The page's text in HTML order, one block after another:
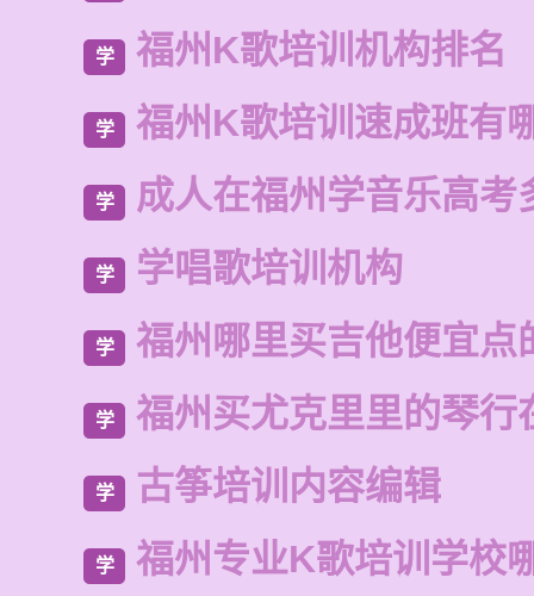
学 福州K歌培训机构排名
学 福州K歌培训速成班有
学 成人在福州学音乐高考
学 学唱歌培训机构
学 福州哪里买吉他便宜点
学 福州买尤克里里的琴行
学 古筝培训内容编辑
学 福州专业K歌培训学校